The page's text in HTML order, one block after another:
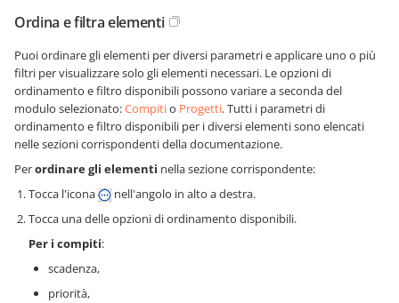
Ordina e filtra elementi
Puoi ordinare gli elementi per diversi parametri e applicare uno o più
filtri per visualizzare solo gli elementi necessari. Le opzioni di
ordinamento e filtro disponibili possono variare a seconda del
modulo selezionato:Compitio Progetti. Tutti i parametri di
ordinamento e filtro disponibili per i diversi elementi sono elencati
nelle sezioni corrispondenti della documentazione.
Perordinare gli elementi nella sezione corrispondente:
Tocca l'icona
nell'angolo in alto a destra.
Tocca una delle opzioni di ordinamento disponibili.
Per i compiti:
scadenza,
priorità,